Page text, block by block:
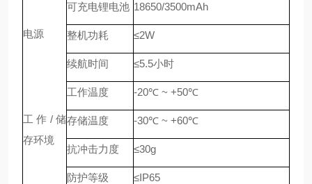
电源
可充电锂电池 18650/3500mAh
整机功耗 ≤2W
续航时间 ≤5.5小时
工作 /储
存环境
工作温度 -20℃ ~ +50℃
存储温度 -30℃ ~ +60℃
抗冲击力度 ≤30g
防护等级 ≤IP65